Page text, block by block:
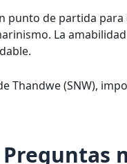
punto de partida
La
Thandwe (SNW),
Preguntas